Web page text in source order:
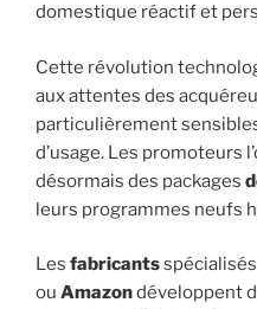
domestique réactif et
Cette révolution
aux attentes des
particulièrement
d’usage. Les promoteurs
désormais des packages
leurs programmes neufs
Les fabricants
ou Amazondéveloppent